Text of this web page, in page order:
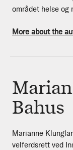
området helse og
More about the
Bahus
Marianne
velferdsrett ved